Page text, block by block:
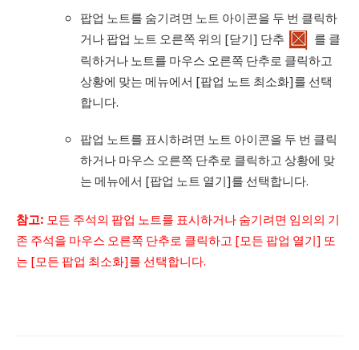
팝업 노트를 숨기려면 노트 아이콘을 두 번 클릭하
거나 팝업 노트 오른쪽 위의 [닫기] 단추
를 클
릭하거나 노트를 마우스 오른쪽 단추로 클릭하고
상황에 맞는 메뉴에서 [팝업 노트 최소화]를 선택
합니다.
팝업 노트를 표시하려면 노트 아이콘을 두 번 클릭
하거나 마우스 오른쪽 단추로 클릭하고 상황에 맞
는 메뉴에서 [팝업 노트 열기]를 선택합니다.
참고: 모든 주석의 팝업 노트를 표시하거나 숨기려면 임의의 기
존 주석을 마우스 오른쪽 단추로 클릭하고 [모든 팝업 열기] 또
는 [모든 팝업 최소화]를 선택합니다.